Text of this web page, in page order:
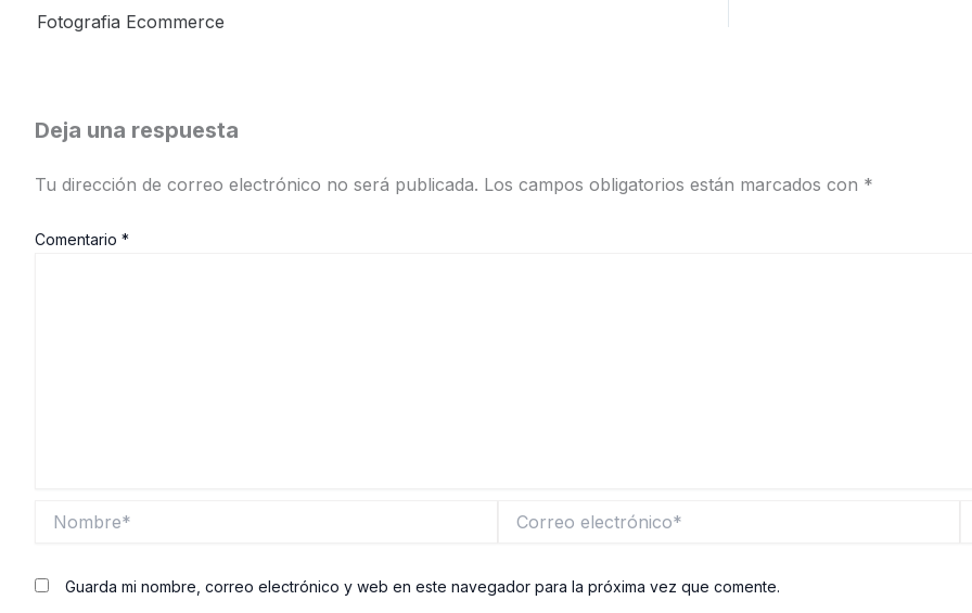
Fotografia Ecommerce
Deja una respuesta
Tu dirección de correo electrónico no será publicada. Los campos obligatorios están marcados con *
Comentario *
electrónico*
Guarda mi nombre, correo electrónico y web en este navegador para la próxima vez que comente.